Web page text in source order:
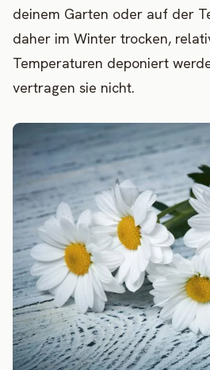
deinem Garten oder auf der
daher im Winter trocken,
Temperaturen deponiert
vertragen sie nicht.